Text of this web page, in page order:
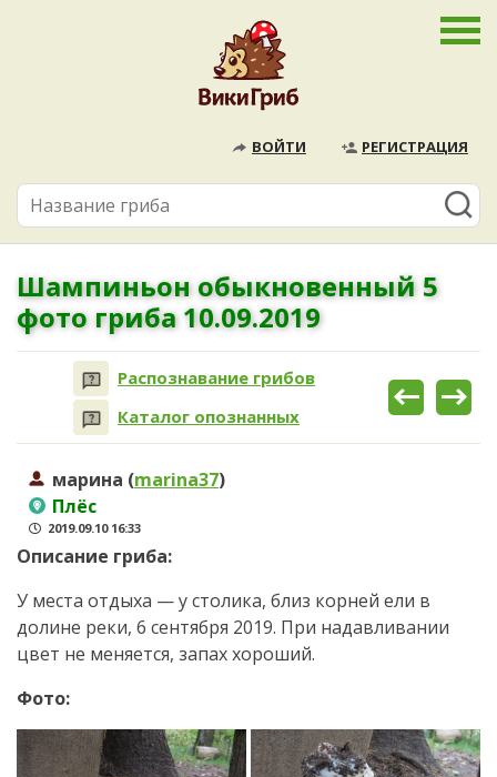
ВОЙТИ РЕГИСТРАЦИЯ
Шампиньон обыкновенный 5
фото гриба 10.09.2019
Распознавание грибов
Каталог опознанных
марина (marina37)
Плёс
2019.09.10 16:33
Описание гриба:
У места отдыха — у столика, близ корней ели в
долине реки, 6 сентября 2019. При надавливании
цвет не меняется, запах хороший.
Фото: